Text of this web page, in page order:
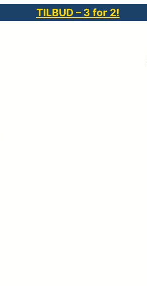
TILBUD – 3 for 2!